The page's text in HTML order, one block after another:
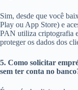
Sim, desde que você
Play ou App Store) e
PAN utiliza criptografia
proteger os dados dos
5. Como solicitar
sem ter conta no